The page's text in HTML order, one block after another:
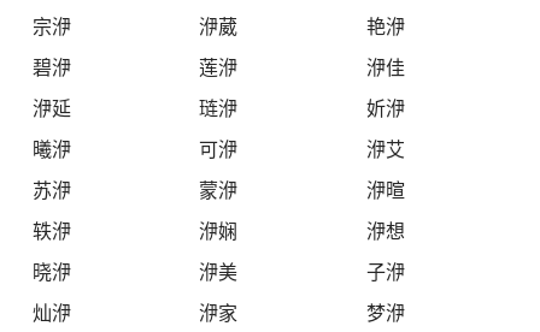
宗洢
洢葳
艳洢
碧洢
莲洢
洢佳
洢延
琏洢
妡洢
曦洢
可洢
洢艾
苏洢
蒙洢
洢暄
轶洢
洢娴
洢想
晓洢
洢美
子洢
灿洢
洢家
梦洢